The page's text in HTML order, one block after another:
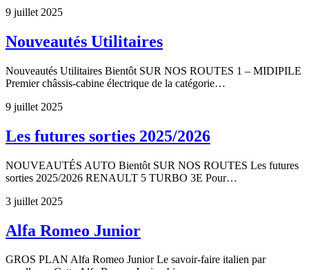
9 juillet 2025
Nouveautés Utilitaires
Nouveautés Utilitaires Bientôt SUR NOS ROUTES 1 – MIDIPILE
Premier châssis-cabine électrique de la catégorie…
9 juillet 2025
Les futures sorties 2025/2026
NOUVEAUTÉS AUTO Bientôt SUR NOS ROUTES Les futures
sorties 2025/2026 RENAULT 5 TURBO 3E Pour…
3 juillet 2025
Alfa Romeo Junior
GROS PLAN Alfa Romeo Junior Le savoir-faire italien par